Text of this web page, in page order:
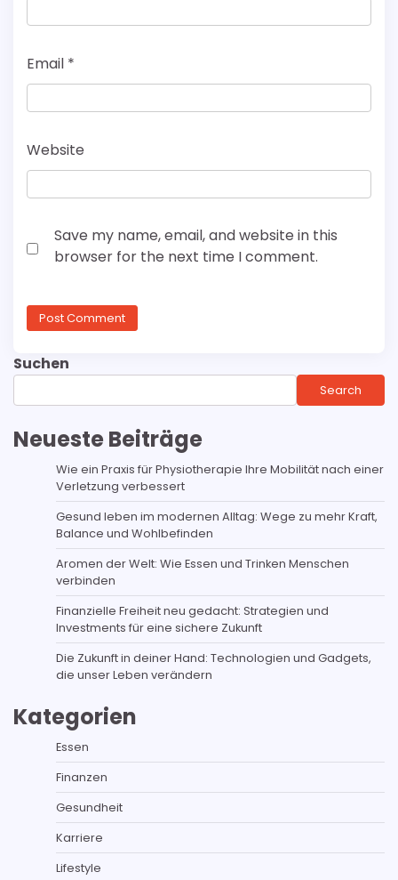
Email *
Website
Save my name, email, and website in this
browser for the next time I comment.
Suchen
Search
Neueste Beiträge
Wie ein Praxis für Physiotherapie Ihre Mobilität nach einer
Verletzung verbessert
Gesund leben im modernen Alltag: Wege zu mehr Kraft,
Balance und Wohlbefinden
Aromen der Welt: Wie Essen und Trinken Menschen
verbinden
Finanzielle Freiheit neu gedacht: Strategien und
Investments für eine sichere Zukunft
Die Zukunft in deiner Hand: Technologien und Gadgets,
die unser Leben verändern
Kategorien
Essen
Finanzen
Gesundheit
Karriere
Lifestyle